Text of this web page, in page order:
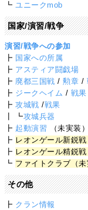
┗ユニークmob
国家/演習/戦争
演習/戦争への参加
┣ 国家への所属
┣ アスティア闘戯場
┣ 廃都三国戦 /勲章 /
┣ ジークヘイム / 戦果
┣攻城戦 /戦果
┃ ┗攻城兵器
┣ 起動演習 （未実装
┣ レオンゲール新鋭
┣ レオンゲール精鋭
┗ ファイトクラブ（
その他
┣ クラン情報